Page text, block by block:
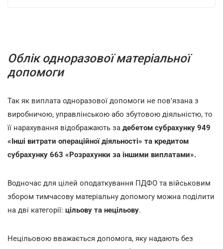
Облік одноразової матеріальної
допомоги
Так як виплата одноразової допомоги не пов'язана з
виробничою, управлінською або збутовою діяльністю, то
її нарахування відображають за дебетом субрахунку 949
«Інші витрати операційної діяльності» та кредитом
субрахунку 663 «Розрахунки за іншими виплатами».
Водночас для цілей оподаткування ПДФО та військовим
збором тимчасову матеріальну допомогу можна поділити
на дві категорії: цільову та нецільову.
Нецільовою вважається допомога, яку надають без